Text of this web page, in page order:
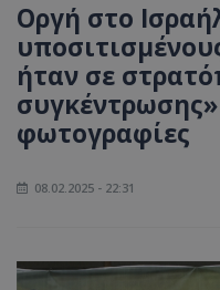
Οργή στο
ήταν σε
συγκέντρωσης»
φωτογραφίες
08.02.2025 - 22:31